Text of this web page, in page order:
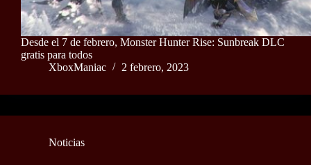
Desde el 7 de febrero, Monster Hunter Rise: Sunbreak DLC
gratis para todos
XboxManiac
2 febrero, 2023
Noticias